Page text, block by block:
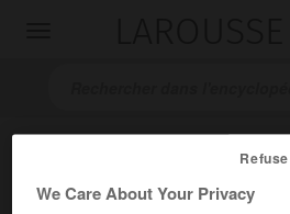
We Care About Your Privacy